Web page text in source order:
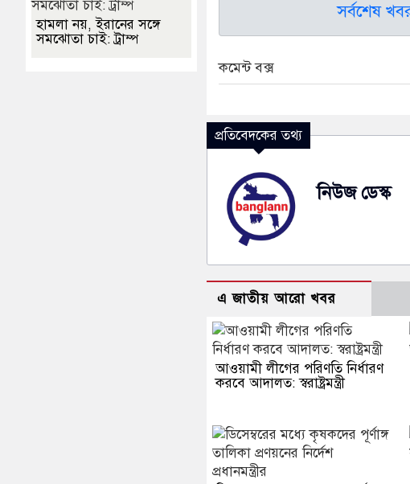
সর্বশেষ
কমেন্ট বক্স
প্রতিবেদকের তথ্য
নিউজ ডেস্ক
এ জাতীয় আরো খবর
আওয়ামী লীগের পরিণতি নির্ধারণ
করবে আদালত: স্বরাষ্ট্রমন্ত্রী
হামলা নয়, ইরানের সঙ্গে
সমঝোতা চাই: ট্রাম্প